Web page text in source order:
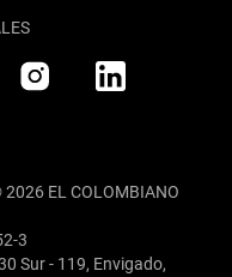
2026 EL COLOMBIANO
3
Sur - 119, Envigado,